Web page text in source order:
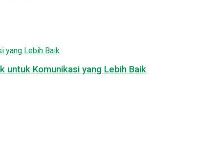
untuk Komunikasi yang Lebih Baik